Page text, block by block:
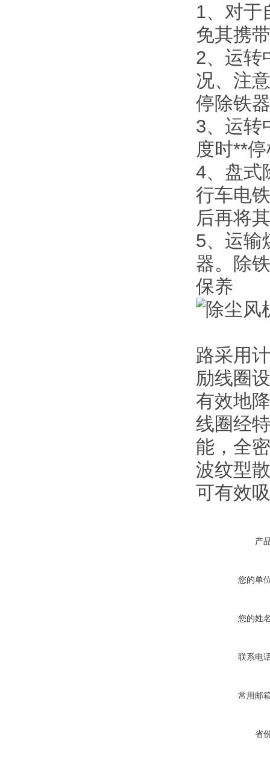
1、对于
免其携
2、运转
况、注
停除铁
3、运转
度时**
4、盘式
行车电
后再将
5、运输
器。除
保养
路采用
励线圈
有效地
线圈经
能，全
波纹型
可有效
产
您的单
您的姓
联系电
常用邮
省